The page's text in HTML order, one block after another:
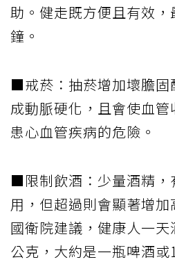
助。健走既方便且有效
鐘。
■戒菸：抽菸增加壞膽固
成動脈硬化，且會使血
患心血管疾病的危險。
■限制飲酒：少量酒精，
用，但超過則會顯著增
國衛院建議，健康人一
公克，大約是一瓶啤酒或